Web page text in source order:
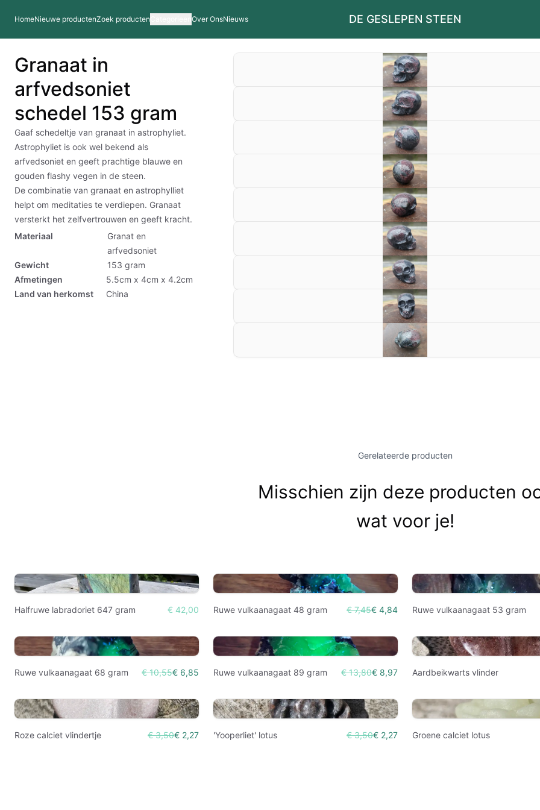
HomeNieuwe productenZoek producten Over OnsNieuws DE GESLEPEN STEEN
Granaat in
arfvedsoniet
schedel 153 gram
Gaaf schedeltje van granaat in astrophyliet.
Astrophyliet is ook wel bekend als
arfvedsoniet en geeft prachtige blauwe en
gouden flashy vegen in de steen.
De combinatie van granaat en astrophylliet
helpt om meditaties te verdiepen. Granaat
versterkt het zelfvertrouwen en geeft kracht.
Materiaal
Granat en
arfvedsoniet
Gewicht
153 gram
Afmetingen
5.5cm x 4cm x 4.2cm
Land van herkomst
China
Gerelateerde producten
Misschien zijn deze producten
wat voor je!
Halfruwe labradoriet 647 gram € 42,00 Ruwe vulkaanagaat 48 gram € 7,45€ 4,84 Ruwe vulkaanagaat 53 gram
Ruwe vulkaanagaat 68 gram € 10,55€ 6,85 Ruwe vulkaanagaat 89 gram € 13,80€ 8,97 Aardbeikwarts vlinder
Roze calciet vlindertje € 3,50€ 2,27 'Yooperliet' lotus € 3,50€ 2,27 Groene calciet lotus